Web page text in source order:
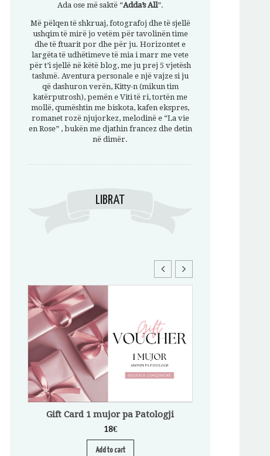
Ada ose më saktë “Adda’s All”.
Më pëlqen të shkruaj, fotografoj dhe të sjellë
ushqim të mirë jo vetëm për tavolinën time
dhe të ftuarit por dhe për ju. Horizontet e
largëta të udhëtimeve të mia i marr me vete
për t’i sjellë në këtë blog, me ju prej 5 vjetësh
tashmë. Aventura personale e një vajze si ju
që dashuron verën, Kitty-n (mikun tim
katërputrosh), pemën e Viti të ri, tortën me
mollë, qumështin me biskota, kafen ekspres,
romanet rozë njujorkez, melodinë e “La vie
en Rose” , bukën me djathin francez dhe detin
në dimër.
LIBRAT
Gift Card 1 mujor pa Patologji
18€
Add to cart